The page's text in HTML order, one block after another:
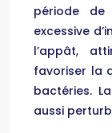
période de
excessive
l’appât,
favoriser la
bactéries.
aussi